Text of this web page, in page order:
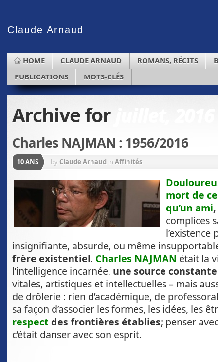
Claude Arnaud
HOME CLAUDE ARNAUD ROMANS, RÉCITS
PUBLICATIONS
MOTS-CLÉS
Archive for
Charles NAJMAN : 1956/2016
10 ANS by Claude Arnaud in Affinités
mort de
qu’un ami,
complices
l’existence
insignifiante, absurde, ou même
frère existentiel. Charles NAJMAN était la
l’intelligence incarnée, une source
vitales, artistiques et intellectuelles – mais
de drôlerie : rien d’académique, de
sa façon d’associer les formes, les idées, les
respect des frontières établies; penser
c’était danser avec son esprit.